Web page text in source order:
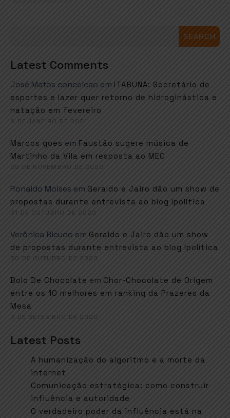
SEARCH
Latest Comments
José Matos conceicao em ITABUNA: Secretário de
esportes e lazer quer retorno de hidroginástica e
natação em fevereiro
6 DE JANEIRO DE 2021
Marcos goes em Faustão sugere música de
Martinho da Vila em resposta ao MEC
26 DE NOVEMBRO DE 2020
Ronaldo Moises em Geraldo e Jairo dão um show de
propostas durante entrevista ao blog Ipolítica
31 DE OUTUBRO DE 2020
Verônica Bicudo em Geraldo e Jairo dão um show
de propostas durante entrevista ao blog Ipolítica
30 DE OUTUBRO DE 2020
Bolo De Chocolate em Chor-Chocolate de Origem
entre os 10 melhores em ranking da Prazeres da
Mesa
3 DE SETEMBRO DE 2020
Latest Posts
A humanização do algoritmo e a morte da
internet
Comunicação estratégica: como construir
influência e autoridade
O verdadeiro poder da influência está na